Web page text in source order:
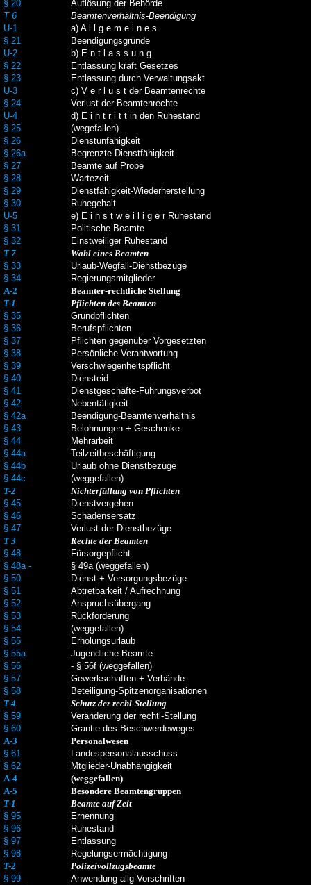
§ 20
Auflösung der Behörde
T 6
U-1
Beamtenverhältnis-Beendigung
a) A l l g e m e i n e s
§ 21
Beendigungsgründe
U-2
b) E n t l a s s u n g
§ 22
§ 23
Entlassung kraft Gesetzes
Entlassung durch Verwaltungsakt
U-3
c) V e r l u s t der Beamtenrechte
§ 24
Verlust der Beamtenrechte
U-4
d) E i n t r i t t in den Ruhestand
§ 25
§ 26
§ 26a
§ 27
§ 28
§ 29
§ 30
(wegefallen)
Dienstunfähigkeit
Begrenzte Dienstfähigkeit
Beamte auf Probe
Wartezeit
Dienstfähigkeit-Wiederherstellung
Ruhegehalt
U-5
e) E i n s t w e i l i g e r Ruhestand
§ 31
§ 32
Politische Beamte
Einstweiliger Ruhestand
T 7
Wahl eines Beamten
§ 33
§ 34
Urlaub-Wegfall-Dienstbezüge
Regierungsmitglieder
A-2
T-1
Beamter-rechtliche Stellung
Pflichten des Beamten
§ 35
§ 36
§ 37
§ 38
§ 39
§ 40
§ 41
§ 42
§ 42a
§ 43
§ 44
§ 44a
§ 44b
§ 44c
Grundpflichten
Berufspflichten
Pflichten gegenüber Vorgesetzten
Persönliche Verantwortung
Verschwiegenheitspflicht
Diensteid
Dienstgeschäfte-Führungsverbot
Nebentätigkeit
Beendigung-Beamtenverhältnis
Belohnungen + Geschenke
Mehrarbeit
Teilzeitbeschäftigung
Urlaub ohne Dienstbezüge
(weggefallen)
T-2
Nichterfüllung von Pflichten
§ 45
§ 46
§ 47
Dienstvergehen
Schadensersatz
Verlust der Dienstbezüge
T 3
Rechte der Beamten
§ 48
§ 48a -
§ 50
§ 51
§ 52
§ 53
§ 54
§ 55
§ 55a
§ 56
§ 57
§ 58
Fürsorgepflicht
§ 49a (weggefallen)
Dienst-+ Versorgungsbezüge
Abtretbarkeit / Aufrechnung
Anspruchsübergang
Rückforderung
(weggefallen)
Erholungsurlaub
Jugendliche Beamte
- § 56f (weggefallen)
Gewerkschaften + Verbände
Beteiligung-Spitzenorganisationen
T-4
Schutz der rechl-Stellung
§ 59
§ 60
Veränderung der rechtl-Stellung
Grantie des Beschwerdeweges
A-3
Personalwesen
§ 61
§ 62
Landespersonalausschuss
Mtglieder-Unabhängigkeit
A-4
A-5
T-1
(weggefallen)
Besondere Beamtengruppen
Beamte auf Zeit
§ 95
§ 96
§ 97
§ 98
Ernennung
Ruhestand
Entlassung
Regelungsermächtigung
T-2
Polizeivollzugsbeamte
§ 99
Anwendung allg-Vorschriften